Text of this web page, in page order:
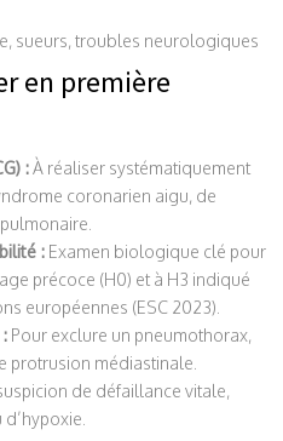
sueurs, troubles neurologiques
en première
:À réaliser systématiquement
coronarien aigu, de
: Examen biologique clé pour
précoce (H0) et à H3 indiqué
européennes (ESC 2023).
Pour exclure un pneumothorax,
protrusion médiastinale.
de défaillance vitale,